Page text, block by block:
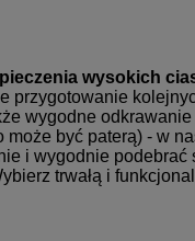
wysokich
przygotowanie
wygodne
być paterą) - w
i wygodnie podebrać
trwałą i